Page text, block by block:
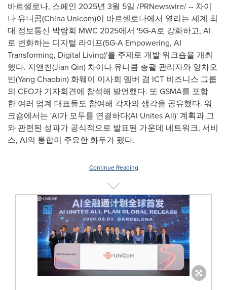
바르셀로나, 스페인 2025년 3월 5일 /PRNewswire/ -- 차이
나 유니콤(China Unicom)이 바르셀로나에서 열리는 세계 최
대 정보통신 박람회 MWC 2025에서 '5G-A로 강화하고, AI
로 변화하는 디지털 라이프(5G-A Empowering, AI
Transforming, Digital Living)'를 주제로 개발 워크숍을 개최
했다. 지앤친(Jian Qin) 차이나 유니콤 총괄 관리자와 양차오
빈(Yang Chaobin) 화웨이 이사회 멤버 겸 ICT 비즈니스 그룹
의 CEO가 기자회견에 참석해 발언했다. 또 GSMA를 포함
한 여러 업계 대표들도 참여해 각자의 생각을 공유했다. 워
크숍에서는 'AI가 모두를 연결하다(AI Unites All)' 계획과 그
와 관련된 성과가 공식적으로 발표된 가운데 네트워크, 서비
스, AI의 통합이 주요한 화두가 됐다.
Continue Reading